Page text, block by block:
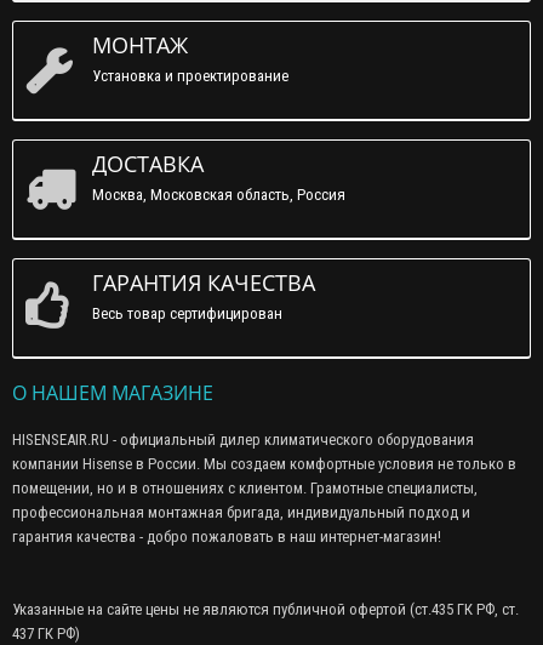
МОНТАЖ
Установка и проектирование
ДОСТАВКА
Москва, Московская область, Россия
ГАРАНТИЯ КАЧЕСТВА
Весь товар сертифицирован
О НАШЕМ МАГАЗИНЕ
HISENSEAIR.RU - официальный дилер климатического оборудования
компании Hisense в России. Мы создаем комфортные условия не только в
помещении, но и в отношениях с клиентом. Грамотные специалисты,
профессиональная монтажная бригада, индивидуальный подход и
гарантия качества - добро пожаловать в наш интернет-магазин!
Указанные на сайте цены не являются публичной офертой (ст.435 ГК РФ, cт.
437 ГК РФ)